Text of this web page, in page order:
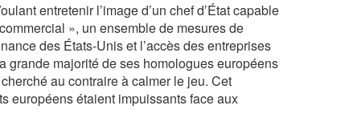
entretenir l’image d’un chef d’État capable
», un ensemble de mesures de
des États-Unis et l’accès des entreprises
majorité de ses homologues européens
au contraire à calmer le jeu. Cet
européens étaient impuissants face aux